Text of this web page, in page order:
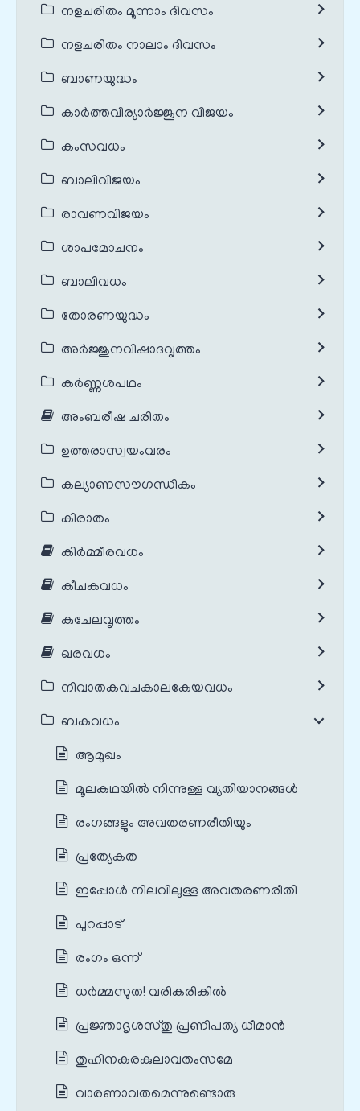
നളചരിതം മൂന്നാം ദിവസം
നളചരിതം നാലാം ദിവസം
ബാണയുദ്ധം
കാർത്തവീര്യാർജ്ജുന വിജയം
കംസവധം
ബാലിവിജയം
രാവണവിജയം
ശാപമോചനം
ബാലിവധം
തോരണയുദ്ധം
അർജ്ജുനവിഷാദവൃത്തം
കർണ്ണശപഥം
അംബരീഷ ചരിതം
ഉത്തരാസ്വയംവരം
കല്യാണസൗഗന്ധികം
കിരാതം
കിർമ്മീരവധം
കീചകവധം
കുചേലവൃത്തം
ഖരവധം
നിവാതകവചകാലകേയവധം
ബകവധം
ആമുഖം
മൂലകഥയില്‍ നിന്നുള്ള വ്യതിയാനങ്ങൾ
രംഗങ്ങളും അവതരണരീതിയും
പ്രത്യേകത
ഇപ്പോള്‍ നിലവിലുള്ള അവതരണരീതി
പുറപ്പാട്
രംഗം ഒന്ന്
ധര്‍മ്മസുത! വരികരികില്‍
പ്രജ്ഞാദൃശസ്തു പ്രണിപത്യ ധീമാന്‍
തുഹിനകരകുലാവതംസമേ
വാരണാവതമെന്നുണ്ടൊരു